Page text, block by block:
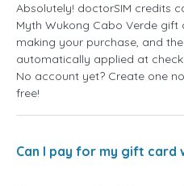
Absolutely! doctorSIM credits
Myth Wukong Cabo Verde
making your purchase, and
automatically applied at
No account yet? Create one
free!
Can I pay for my gift card